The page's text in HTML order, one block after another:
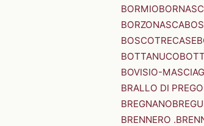
BORMIO
BORZONASCA
BOSCOTRECASE
BOTTANUCO
BOVISIO-
BRALLO DI
BREGNANO
BRENNERO